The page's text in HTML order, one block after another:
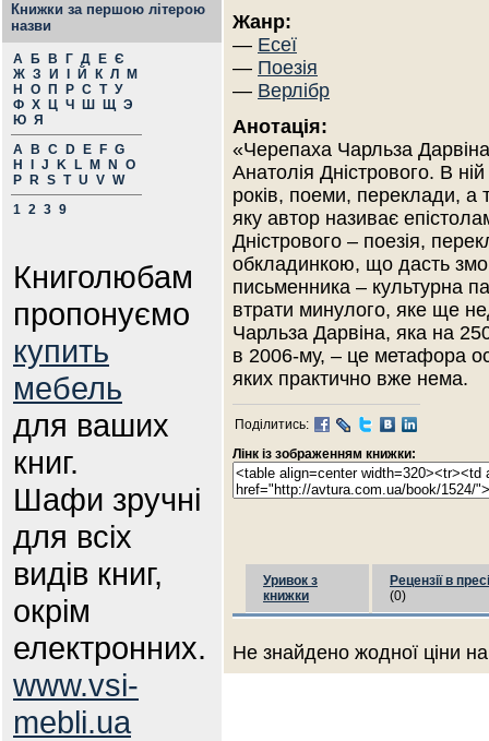
Книжки за першою літерою
назви
А Б В Г Д Е Є
Ж З И Й К Л
М
Н
О П Р С Т У
Ф Х Ц Ч Ш Щ Э
Ю Я
A
B C D E F G
H
J K L M N
O
P
R S T U V W
1 2 3 9
Книголюбам
пропонуємо
купить
мебель
для ваших
книг.
Шафи зручні
для всіх
видів книг,
окрім
електронних.
www.vsi-
mebli.ua
Жанр:
— Есеї
— Поезія
— Верлібр
Анотація:
«Черепаха Чарльза
Анатолія Дністрового. В
років, поеми, переклади, а
яку автор називає
Дністрового – поезія,
обкладинкою, що дасть
письменника – культурна
втрати минулого, яке ще
Чарльза Дарвіна, яка на
в 2006-му, – це метафора
яких практично вже нема.
Поділитись:
Лінк із зображенням книжки:
Уривок з
книжки
Рецензії в пресі
(0)
Не знайдено жодної ціни